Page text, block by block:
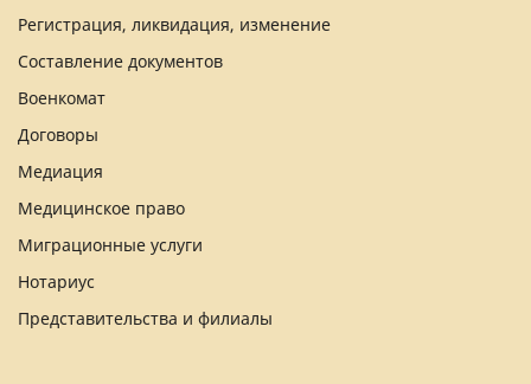
Регистрация, ликвидация, изменение
Составление документов
Военкомат
Договоры
Медиация
Медицинское право
Миграционные услуги
Нотариус
Представительства и филиалы